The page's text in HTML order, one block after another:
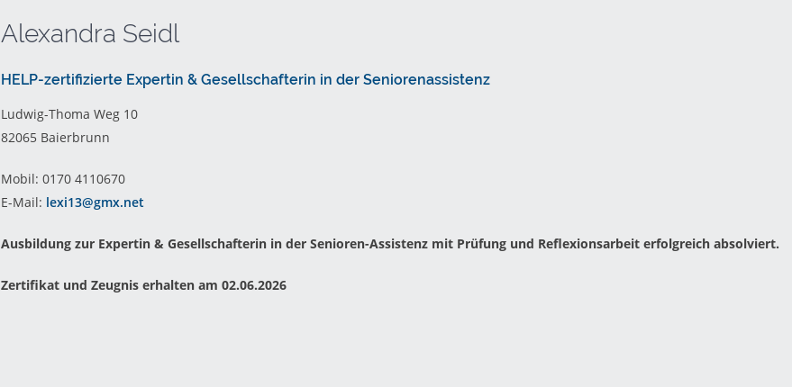
Alexandra Seidl
HELP-zertifizierte Expertin & Gesellschafterin in der Seniorenassistenz
Ludwig-Thoma Weg 10
82065 Baierbrunn
Mobil: 0170 4110670
E-Mail: lexi13@gmx.net
Ausbildung zur Expertin & Gesellschafterin in der Senioren-Assistenz mit Prüfung und Reflexionsarbeit erfolgreich absolviert.
Zertifikat und Zeugnis erhalten am 02.06.2026